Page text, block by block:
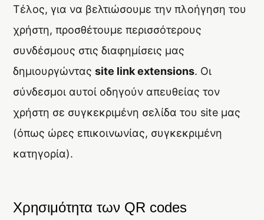
Τέλος, για να βελτιώσουμε την πλοήγηση του
χρήστη, προσθέτουμε περισσότερους
συνδέσμους στις διαφημίσεις μας
δημιουργώντας site link extensions. Οι
σύνδεσμοι αυτοί οδηγούν απευθείας τον
χρήστη σε συγκεκριμένη σελίδα του site μας
(όπως ώρες επικοινωνίας, συγκεκριμένη
κατηγορία).
Χρησιμότητα των QR codes